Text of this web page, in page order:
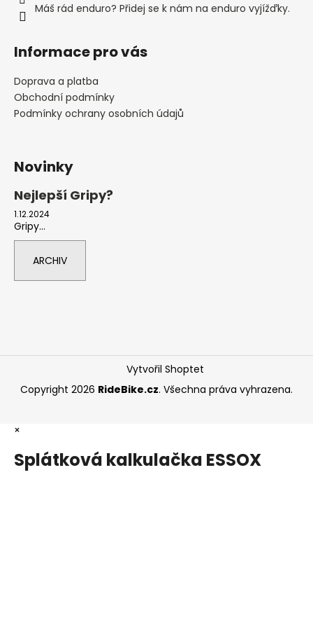
Máš rád enduro? Přidej se k nám na enduro vyjížďky.
Informace pro vás
Doprava a platba
Obchodní podmínky
Podmínky ochrany osobních údajů
Novinky
Nejlepší Gripy?
1.12.2024
Gripy...
ARCHIV
Vytvořil Shoptet
Copyright 2026 RideBike.cz. Všechna práva vyhrazena.
×
Splátková kalkulačka ESSOX